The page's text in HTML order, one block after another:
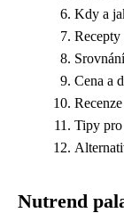
Kdy a
Recepty
Cena a
Tipy
Nutrend